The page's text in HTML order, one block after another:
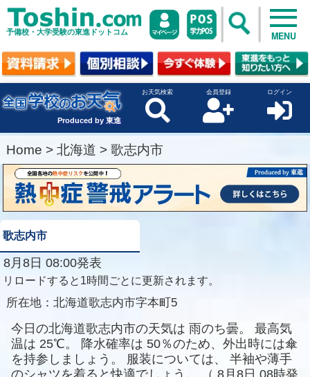
予備校・大学受験の東進ドットコム MENU
Produced by 東進
お天気検索 会員登録 ログイン
Home > 北海道 > 歌志内市
歌志内市
8月8日 08:00発表
リロードすると1時間ごとに更新されます。
所在地： 北海道歌志内市字本町5
今日の北海道歌志内市の天気は 雨のち曇。
最高気
温は 25℃。 降水確率は 50％のため、外出時には傘
を持参しましょう。
服装については、
半袖や薄手
のシャツを着ると快適でしょう。
（ 8月8日 08時発